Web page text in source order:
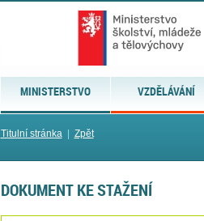
MINISTERSTVO VZDĚLÁVÁNÍ
Titulní stránka| Zpět
DOKUMENT KE STAŽENÍ